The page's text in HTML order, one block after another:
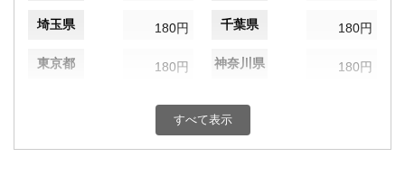
埼玉県 180円 千葉県 180円
東京都 180円 神奈川県 180円
180円 富山県
すべて表示